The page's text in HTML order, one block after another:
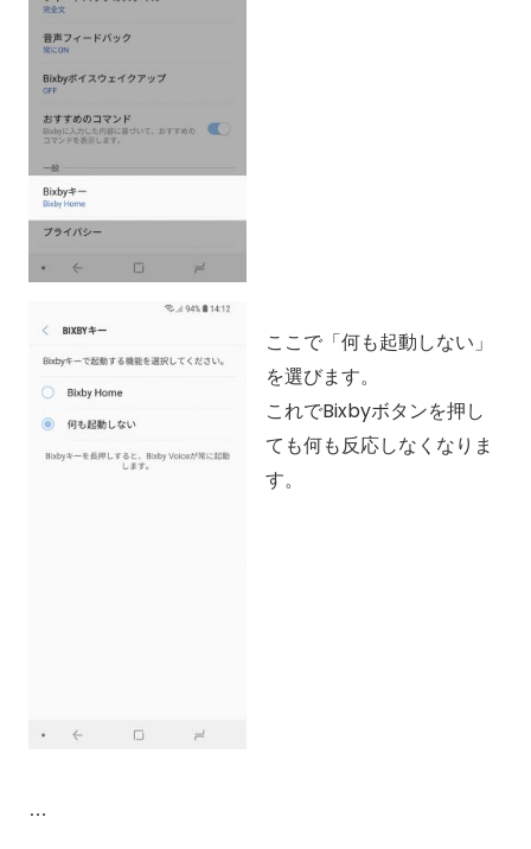
ここで「何も起動しない」
を選びます。
これでBixbyボタンを押し
ても何も反応しなくなりま
す。
…